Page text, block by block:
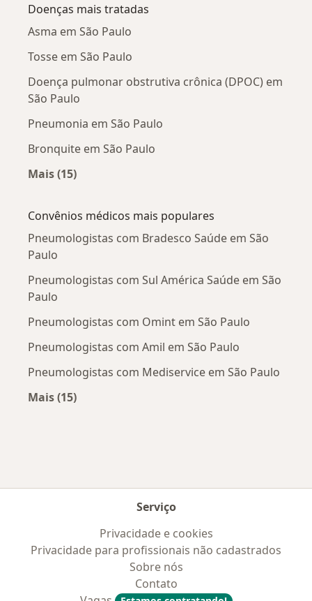
Doenças mais tratadas
Asma em São Paulo
Tosse em São Paulo
Doença pulmonar obstrutiva crônica (DPOC) em
São Paulo
Pneumonia em São Paulo
Bronquite em São Paulo
Mais (15)
Convênios médicos mais populares
Pneumologistas com Bradesco Saúde em São
Paulo
Pneumologistas com Sul América Saúde em São
Paulo
Pneumologistas com Omint em São Paulo
Pneumologistas com Amil em São Paulo
Pneumologistas com Mediservice em São Paulo
Mais (15)
Serviço
Privacidade e cookies
Privacidade para profissionais não cadastrados
Sobre nós
Contato